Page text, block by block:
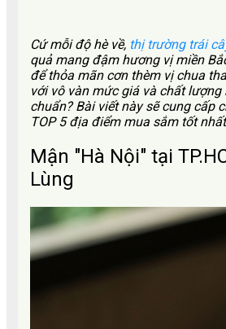
Cứ mỗi độ hè về, thị trường trái
quả mang đậm hương vị miền
để thỏa mãn cơn thèm vị chua
với vô vàn mức giá và chất
chuẩn? Bài viết này sẽ cung cấp
TOP 5 địa điểm mua sắm tốt
Mận "Hà Nội" tại
Lùng